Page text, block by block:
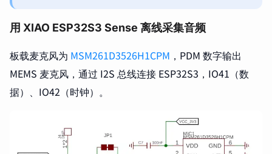
用 XIAO ESP32S3 Sense 离线采集音频
板载麦克风为 MSM261D3526H1CPM ，PDM 数字输出
MEMS 麦克风，通过 I2S 总线连接 ESP32S3，IO41（数
据）、IO42（时钟）。